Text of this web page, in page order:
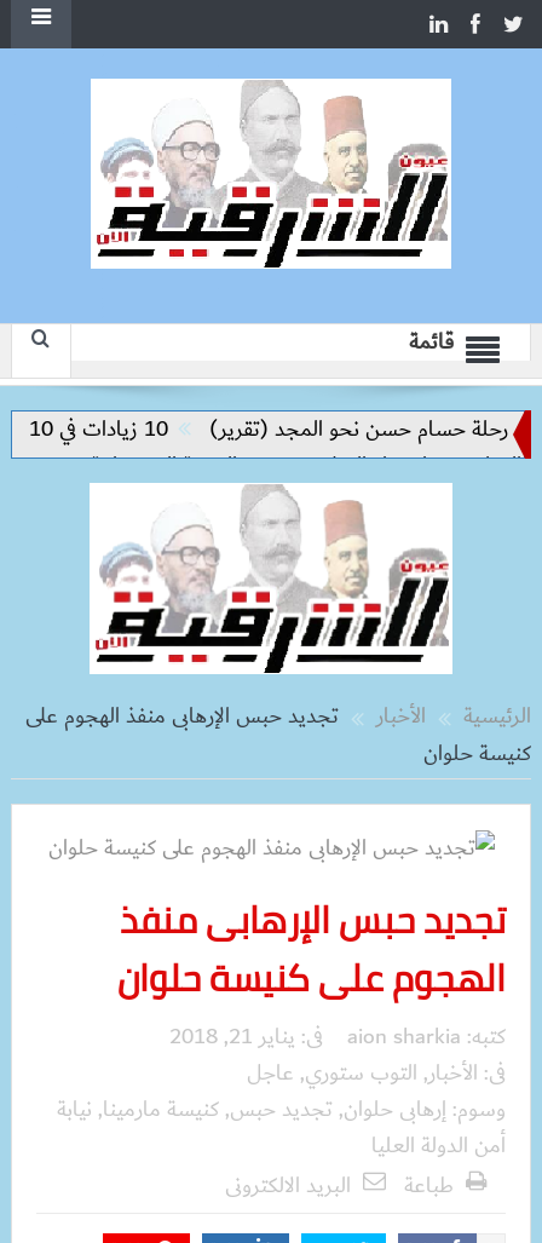
قائمة
حسام حسن نحو المجد (تقرير)
10 زيادات في 10 سنوات.. هل حان الوقت لرفع دعم البنزين نهائيا؟
مفتاح بناء السلام وتحقيق التنمية المستدامة
الرئيسية الأخبار
تجديد حبس الإرهابى منفذ الهجوم على
كنيسة حلوان
تجديد حبس الإرهابى منفذ
الهجوم على كنيسة حلوان
كتبه: aion sharkia فى: يناير 21, 2018
فى: الأخبار, التوب ستوري, عاجل
وسوم: إرهابى حلوان, تجديد حبس,كنيسة مارمينا, نيابة
أمن الدولة العليا
طباعة
البريد الالكترونى